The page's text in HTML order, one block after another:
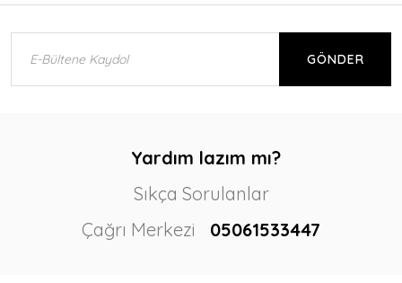
GÖNDER
Yardım lazım mı?
Sıkça Sorulanlar
Çağrı Merkezi
05061533447